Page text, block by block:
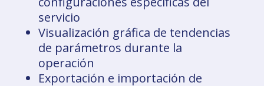
servicio
Visualización gráfica de tendencias
de parámetros durante la
operación
Exportación e importación de